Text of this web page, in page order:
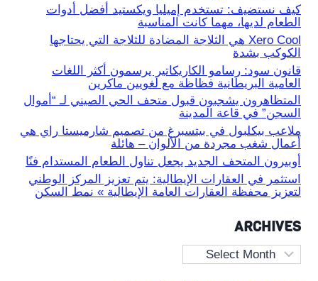
كيف نستضيف: تستخدم إميليا ويكستيد أفضل أدوات
الطعام لديها، مهما كانت المناسبة
Xero Cool هي الثلاجة المضادة للثلاجة التي يحتاجها
الكوكب بشدة
قانون سود: رسامو الكاريكاتير يرسمون أكثر اللغات
العامية البريطانية فظاظة مع لغويين ماكرين
المتظاهرون يشجبون قبول متحف الحي الصيني لـ “أموال
السجن” في قاعة المدينة
ملاعب بيكلبول في بيتسبرغ من تصميم شارميستا راي هي
أعمال شغب مجردة من الألوان – هائلة
أوبيرون المتحف الجديد يجعل تناول الطعام المستدام فنًا
استثمر في العقارات الإيطالية: يتم تعزيز المركز الوطني
لتعزيز محفظة العقارات العامة الإيطالية » نمط السكن
ARCHIVES
Archives